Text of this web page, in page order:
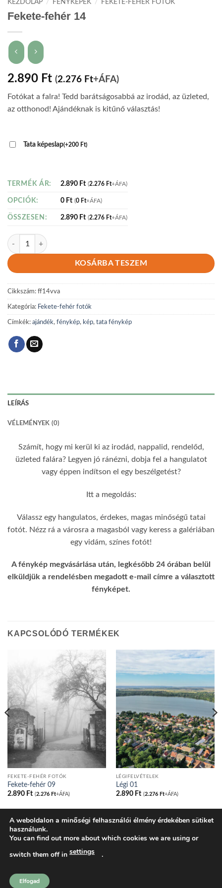
KEZDŐLAP / FÉNYKÉPEK / FEKETE-FEHÉR FOTÓK
Fekete-fehér 14
2.890 Ft (2.276 Ft+ÁFA)
Fotókat a falra! Tedd barátságosabbá az irodád, az üzleted,
az otthonod! Ajándéknak is kitűnő választás!
Tata képeslap(+200 Ft)
TERMÉK ÁR: 2.890 Ft (2.276 Ft+ÁFA)
OPCIÓK: 0 Ft (0 Ft+ÁFA)
ÖSSZESEN: 2.890 Ft (2.276 Ft+ÁFA)
Fekete-fehér 14 mennyiség
KOSÁRBA TESZEM
Cikkszám: ff14vva
Kategória: Fekete-fehér fotók
Címkék: ajándék, fénykép, kép, tata fénykép
LEÍRÁS
VÉLEMÉNYEK (0)
Számít, hogy mi kerül ki az irodád, nappalid, rendelőd,
üzleted falára? Legyen jó ránézni, dobja fel a hangulatot
vagy éppen indítson el egy beszélgetést?
Itt a megoldás:
Válassz egy hangulatos, érdekes, magas minőségű tatai
fotót. Nézz rá a városra a magasból vagy keress a galériában
egy vidám, színes fotót!
A fénykép megvásárlása után, legkésőbb 24 órában belül
elküldjük a rendelésben megadott e-mail címre a választott
fényképet.
KAPCSOLÓDÓ TERMÉKEK
FEKETE-FEHÉR FOTÓK
Fekete-fehér 09
2.890 Ft (2.276 Ft+ÁFA)
LÉGIFELVÉTELEK
Légi 01
2.890 Ft (2.276 Ft+ÁFA)
BLOG ADATVÉDELMI IRÁNYELVEK
ÁLTALÁNOS SZERZŐDÉSI FELTÉTELEK
KOSÁR
PÉNZTÁR
tatakonyv.hu 2026 ©
A weboldalon a minőségi felhasználói élmény érdekében sütiket
használunk.
You can find out more about which cookies we are using or
switch them off in settings .
Elfogad